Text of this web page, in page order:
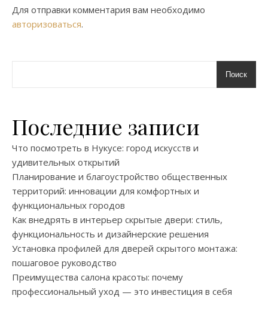
Для отправки комментария вам необходимо
авторизоваться.
Поиск
Последние записи
Что посмотреть в Нукусе: город искусств и
удивительных открытий
Планирование и благоустройство общественных
территорий: инновации для комфортных и
функциональных городов
Как внедрять в интерьер скрытые двери: стиль,
функциональность и дизайнерские решения
Установка профилей для дверей скрытого монтажа:
пошаговое руководство
Преимущества салона красоты: почему
профессиональный уход — это инвестиция в себя